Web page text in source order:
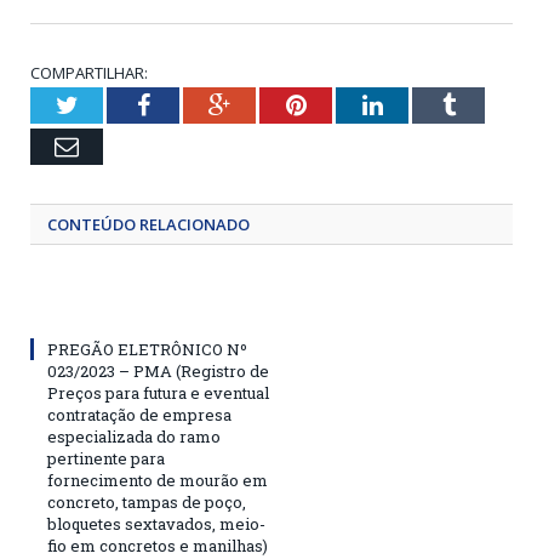
COMPARTILHAR:
TwitterFacebookGoogle+PinterestLinkedInTumblr
Email
CONTEÚDO RELACIONADO
PREGÃO ELETRÔNICO Nº
023/2023 – PMA (Registro de
Preços para futura e eventual
contratação de empresa
especializada do ramo
pertinente para
fornecimento de mourão em
concreto, tampas de poço,
bloquetes sextavados, meio-
fio em concretos e manilhas)